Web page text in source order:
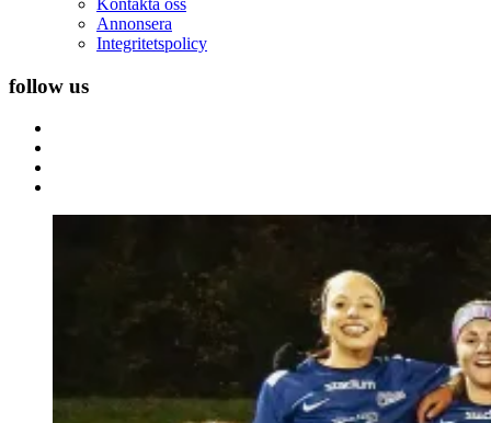
Kontakta oss
Annonsera
Integritetspolicy
follow us